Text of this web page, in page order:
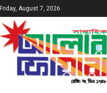
Friday, August 7, 2026